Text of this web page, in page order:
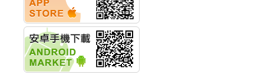
公告董事會通過發言人
及代理發
華旭先進:代重要子公司
碩通散熱股份有限公司
公告董事會決議發行員
工認股權
華旭先進:代重要子公司